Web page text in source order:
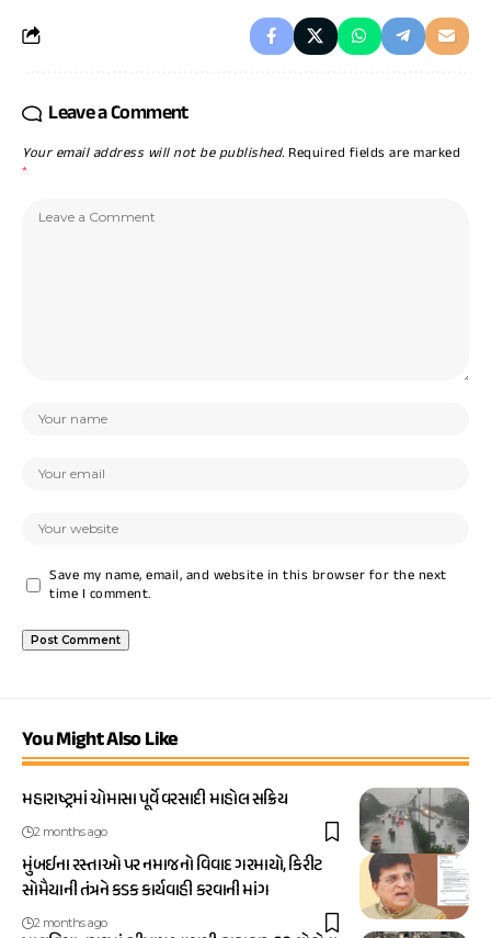
Leave a Comment
Your email address will not be published. Required fields are marked
*
Save my name, email, and website in this browser for the next
time I comment.
You Might Also Like
મહારાષ્ટ્રમાં ચોમાસા પૂર્વે વરસાદી માહોલ સક્રિય
2 months ago
મુંબઈના રસ્તાઓ પર નમાજનો વિવાદ ગરમાયો, કિરીટ
સોમૈયાની તંત્રને કડક કાર્યવાહી કરવાની માંગ
2 months ago